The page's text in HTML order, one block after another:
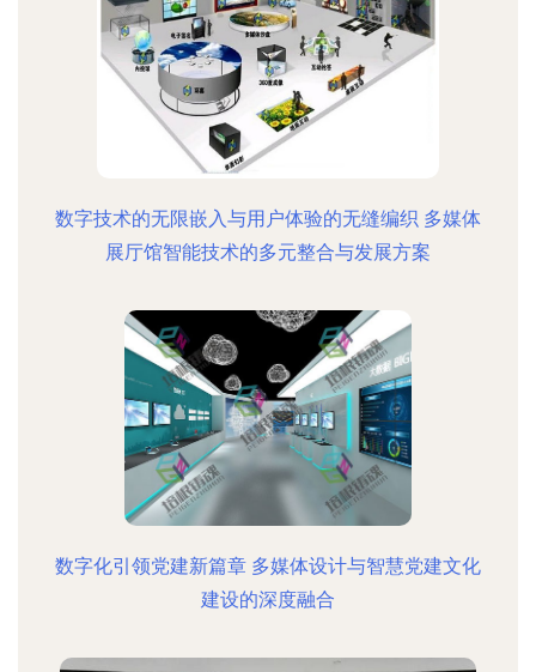
数字技术的无限嵌入与用户体验的无缝编织 多媒体
展厅馆智能技术的多元整合与发展方案
数字化引领党建新篇章 多媒体设计与智慧党建文化
建设的深度融合